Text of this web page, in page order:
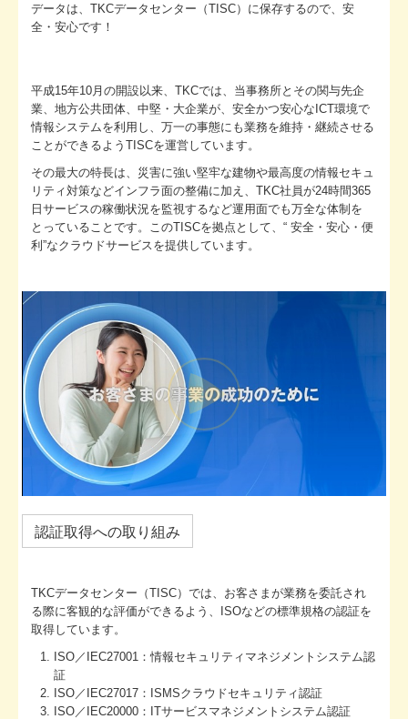
データは、TKCデータセンター（TISC）に保存するので、安
全・安心です！
平成15年10月の開設以来、TKCでは、当事務所とその関与先企
業、地方公共団体、中堅・大企業が、安全かつ安心なICT環境で
情報システムを利用し、万一の事態にも業務を維持・継続させる
ことができるようTISCを運営しています。
その最大の特長は、災害に強い堅牢な建物や最高度の情報セキュ
リティ対策などインフラ面の整備に加え、TKC社員が24時間365
日サービスの稼働状況を監視するなど運用面でも万全な体制を
とっていることです。このTISCを拠点として、“ 安全・安心・便
利”なクラウドサービスを提供しています。
認証取得への取り組み
TKCデータセンター（TISC）では、お客さまが業務を委託され
る際に客観的な評価ができるよう、ISOなどの標準規格の認証を
取得しています。
ISO／IEC27001：情報セキュリティマネジメントシステム認
証
ISO／IEC27017：ISMSクラウドセキュリティ認証
ISO／IEC20000：ITサービスマネジメントシステム認証